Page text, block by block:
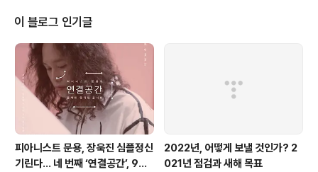
오경 +2019.09.20(금)~ 21(토) 오후 7시00분 +옥수역
7번 옆 출구 야외광장 주최 유쾌한 주관 10000 ARTS 1
0000 ACTS 후원 한국문화예술위원회
이 블로그 인기글
피아니스트 문용, 장욱진 심플정신
기린다… 네 번째 ‘연결공간’, 9월
2022년, 어떻게 보낼 것인가? 2
021년 점검과 새해 목표